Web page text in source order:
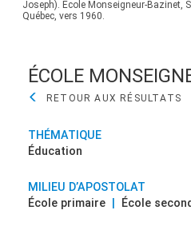
Joseph). École Monseigneur-Bazinet,
Québec, vers 1960.
ÉCOLE
THÉMATIQUE
Éducation
MILIEU D’APOSTOLAT
École primaire
École